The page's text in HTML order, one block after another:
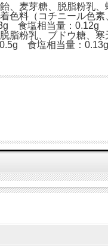
、麦芽糖、脱脂粉乳
色料（コチニール色
食塩相当量：0.12g
粉乳、ブドウ糖、寒
食塩相当量：0.13g